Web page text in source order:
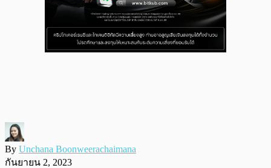
By Unchana Boonweerachaimana
กันยายน 2, 2023